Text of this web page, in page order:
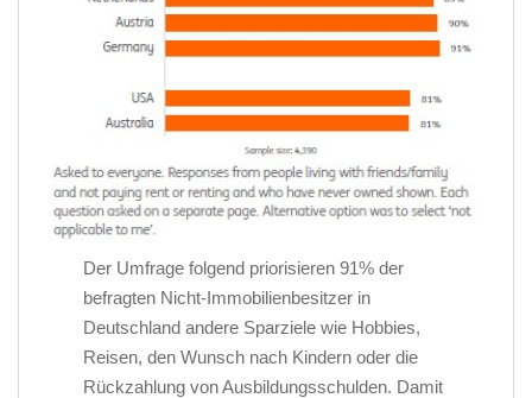
Der Umfrage folgend priorisieren 91% der
befragten Nicht-Immobilienbesitzer in
Deutschland andere Sparziele wie Hobbies,
Reisen, den Wunsch nach Kindern oder die
Rückzahlung von Ausbildungsschulden. Damit